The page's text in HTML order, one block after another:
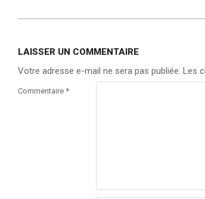
LAISSER UN COMMENTAIRE
Votre adresse e-mail ne sera pas publiée. Les
Commentaire *